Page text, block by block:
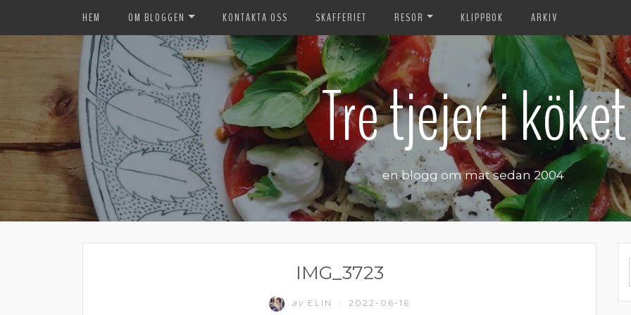
HEM OM BLOGGEN KONTAKTA OSS SKAFFERIET RESOR KLIPPBOK ARKIV
Tre tjejer i köket
en blogg om mat sedan 2004
IMG_3723
av ELIN 2022-06-16